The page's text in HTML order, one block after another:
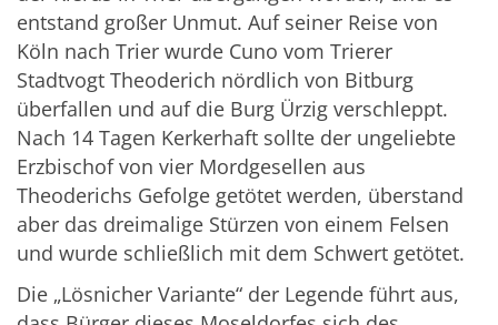
entstand großer Unmut. Auf seiner Reise von
Köln nach Trier wurde Cuno vom Trierer
Stadtvogt Theoderich nördlich von Bitburg
überfallen und auf die Burg Ürzig verschleppt.
Nach 14 Tagen Kerkerhaft sollte der ungeliebte
Erzbischof von vier Mordgesellen aus
Theoderichs Gefolge getötet werden, überstand
aber das dreimalige Stürzen von einem Felsen
und wurde schließlich mit dem Schwert getötet.
Die „Lösnicher Variante“ der Legende führt aus,